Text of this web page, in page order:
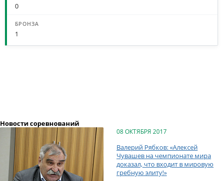
0
1
Новости соревнований
08 ОКТЯБРЯ 2017
Валерий Рябков: «Алексей
Чувашев на чемпионате мира
доказал, что входит в мировую
гребную элиту!»